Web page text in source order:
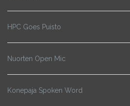
HPC Goes Puisto
Nuorten Open Mic
Konepaja Spoken Word